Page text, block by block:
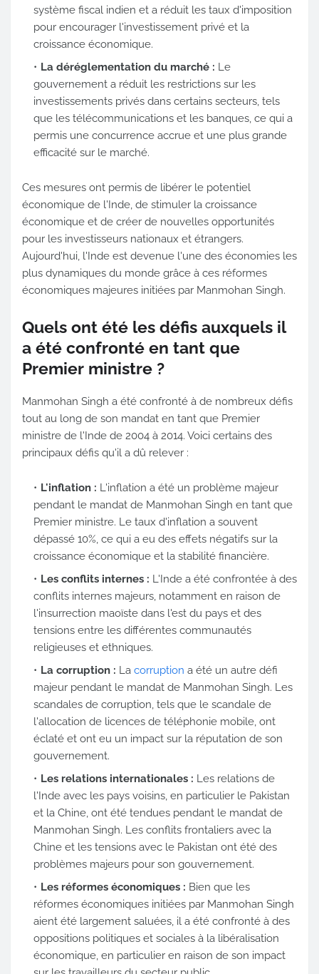
système fiscal indien et a réduit les taux d'imposition
pour encourager l'investissement privé et la
croissance économique.
La déréglementation du marché : Le
gouvernement a réduit les restrictions sur les
investissements privés dans certains secteurs, tels
que les télécommunications et les banques, ce qui a
permis une concurrence accrue et une plus grande
efficacité sur le marché.
Ces mesures ont permis de libérer le potentiel
économique de l'Inde, de stimuler la croissance
économique et de créer de nouvelles opportunités
pour les investisseurs nationaux et étrangers.
Aujourd'hui, l'Inde est devenue l'une des économies les
plus dynamiques du monde grâce à ces réformes
économiques majeures initiées par Manmohan Singh.
Quels ont été les défis auxquels il
a été confronté en tant que
Premier ministre ?
Manmohan Singh a été confronté à de nombreux défis
tout au long de son mandat en tant que Premier
ministre de l'Inde de 2004 à 2014. Voici certains des
principaux défis qu'il a dû relever :
L'inflation : L'inflation a été un problème majeur
pendant le mandat de Manmohan Singh en tant que
Premier ministre. Le taux d'inflation a souvent
dépassé 10%, ce qui a eu des effets négatifs sur la
croissance économique et la stabilité financière.
Les conflits internes : L'Inde a été confrontée à des
conflits internes majeurs, notamment en raison de
l'insurrection maoïste dans l'est du pays et des
tensions entre les différentes communautés
religieuses et ethniques.
La corruption : La corruption a été un autre défi
majeur pendant le mandat de Manmohan Singh. Les
scandales de corruption, tels que le scandale de
l'allocation de licences de téléphonie mobile, ont
éclaté et ont eu un impact sur la réputation de son
gouvernement.
Les relations internationales : Les relations de
l'Inde avec les pays voisins, en particulier le Pakistan
et la Chine, ont été tendues pendant le mandat de
Manmohan Singh. Les conflits frontaliers avec la
Chine et les tensions avec le Pakistan ont été des
problèmes majeurs pour son gouvernement.
Les réformes économiques : Bien que les
réformes économiques initiées par Manmohan Singh
aient été largement saluées, il a été confronté à des
oppositions politiques et sociales à la libéralisation
économique, en particulier en raison de son impact